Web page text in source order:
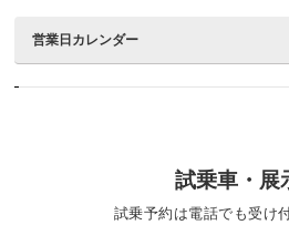
営業日カレンダー
試乗車・展
試乗予約は電話でも受け